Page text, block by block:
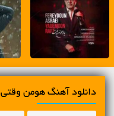
دانلود آهنگ هومن